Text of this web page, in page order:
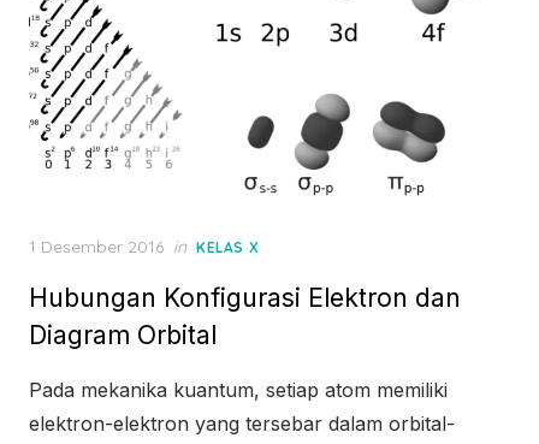
Posted
1 Desember 2016 in KELAS X
Hubungan Konfigurasi Elektron dan
Diagram Orbital
Pada mekanika kuantum, setiap atom memiliki
elektron-elektron yang tersebar dalam orbital-